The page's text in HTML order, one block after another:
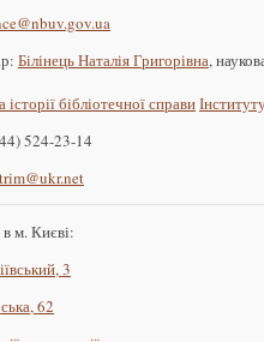
Білінець Наталія Григорівна,
історії бібліотечної справи
524-23-14
м. Києві:
3
62